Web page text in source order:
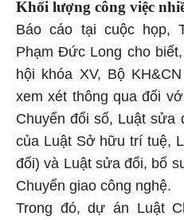
Khối lượng công việc
Báo cáo tại cuộc họp,
Phạm Đức Long cho
hội khóa XV, Bộ
xem xét thông qua đối
Chuyển đổi số, Luật sửa
của Luật Sở hữu trí tuệ,
đổi) và Luật sửa đổi, bổ
Chuyển giao công nghệ.
Trong đó, dự án Luật